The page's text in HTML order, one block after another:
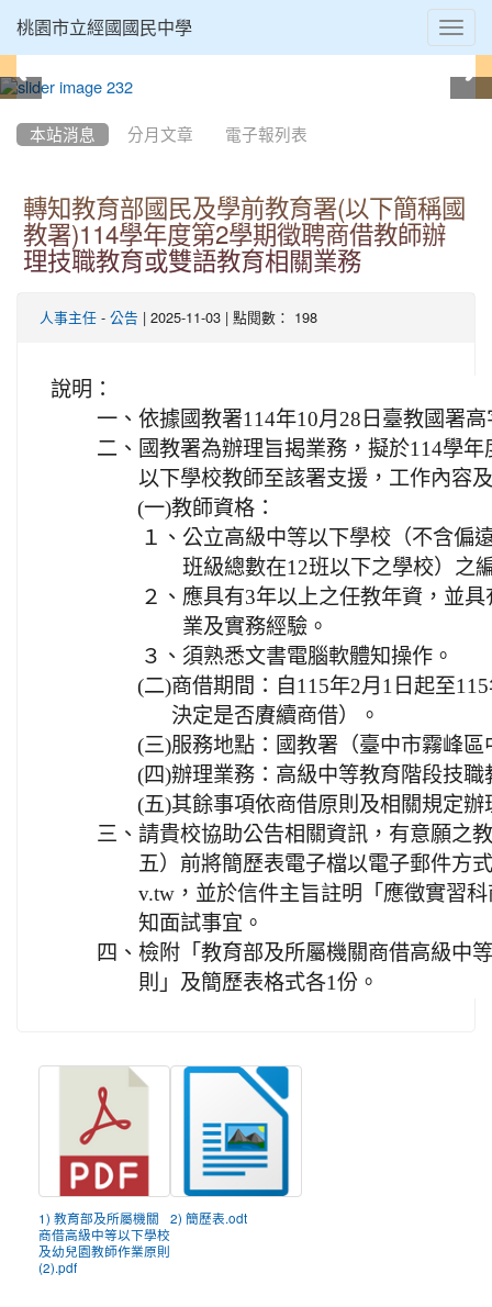
桃園市立經國國民中學
本站消息 分月文章 電子報列表
轉知教育部國民及學前教育署(以下簡稱國
教署)114學年度第2學期徵聘商借教師辦
理技職教育或雙語教育相關業務
人事主任 - 公告 | 2025-11-03 | 點閱數： 198
說明：
一、 依據國教署114年10月28日臺教國署
二、 國教署為辦理旨揭業務，擬於114學
以下學校教師至該署支援，工作內容
(一)教師資格：
１、 公立高級中等以下學校（不含偏
班級總數在12班以下之學校）之
２、 應具有3年以上之任教年資，並
業及實務經驗。
３、 須熟悉文書電腦軟體知操作。
(二)商借期間：自115年2月1日起至
決定是否賡續商借）。
(三)服務地點：國教署（臺中市霧峰區
(四)辦理業務：高級中等教育階段技
(五)其餘事項依商借原則及相關規定辦
三、 請貴校協助公告相關資訊，有意願之
五）前將簡歷表電子檔以電子郵件方
v.tw，並於信件主旨註明「應徵實習
知面試事宜。
四、 檢附「教育部及所屬機關商借高級中
則」及簡歷表格式各1份。
1) 教育部及所屬機關
商借高級中等以下學校
及幼兒園教師作業原則
(2).pdf
2) 簡歷表.odt